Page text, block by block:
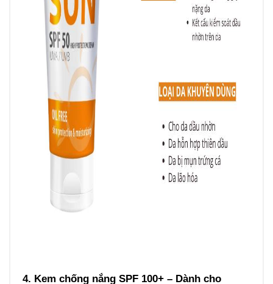
4. Kem chống nắng SPF 100+ – Dành cho